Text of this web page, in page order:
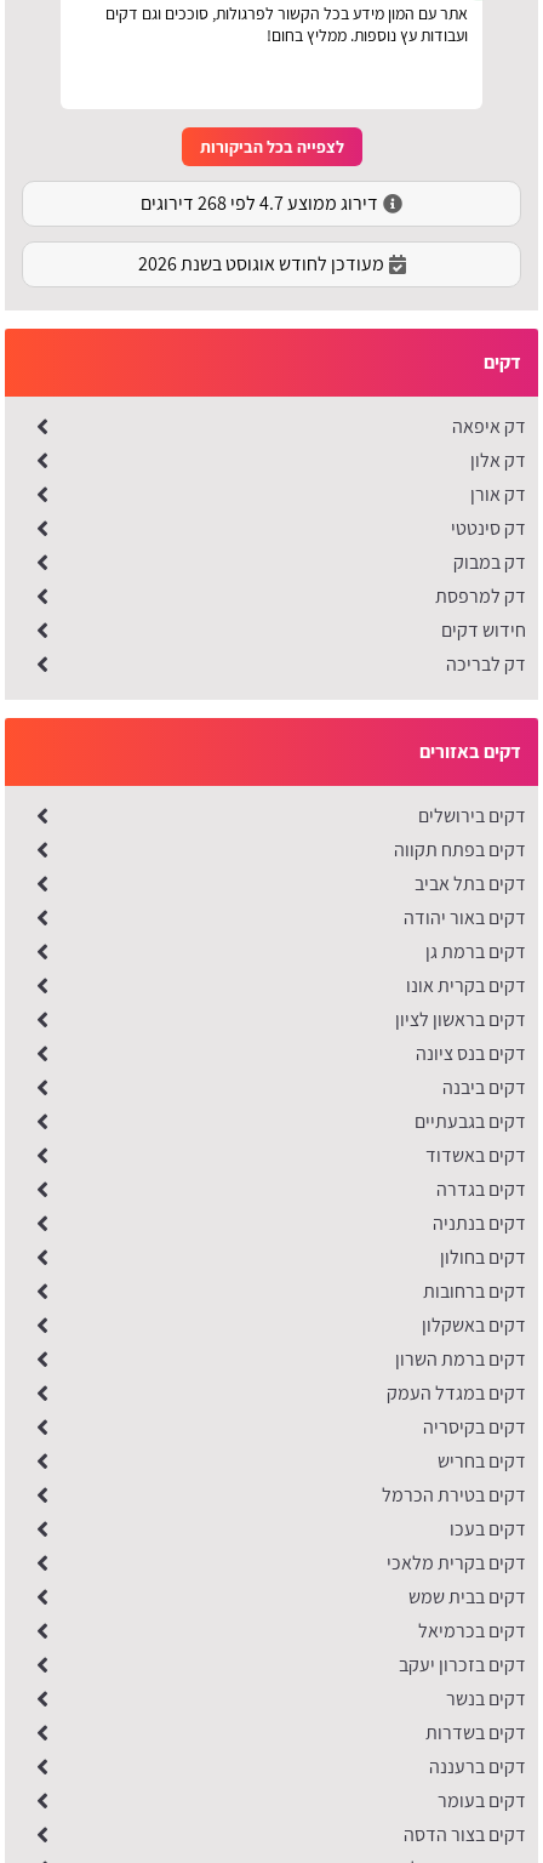
אתר עם המון מידע בכל הקשור לפרגולות, סוככים וגם דקים
ועבודות עץ נוספות. ממליץ בחום!
לצפייה בכל הביקורות
דירוג ממוצע 4.7 לפי 268 דירוגים
מעודכן לחודש אוגוסט בשנת 2026
דקים
דק איפאה
דק אלון
דק אורן
דק סינטטי
דק במבוק
דק למרפסת
חידוש דקים
דק לבריכה
דקים באזורים
דקים בירושלים
דקים בפתח תקווה
דקים בתל אביב
דקים באור יהודה
דקים ברמת גן
דקים בקרית אונו
דקים בראשון לציון
דקים בנס ציונה
דקים ביבנה
דקים בגבעתיים
דקים באשדוד
דקים בגדרה
דקים בנתניה
דקים בחולון
דקים ברחובות
דקים באשקלון
דקים ברמת השרון
דקים במגדל העמק
דקים בקיסריה
דקים בחריש
דקים בטירת הכרמל
דקים בעכו
דקים בקרית מלאכי
דקים בבית שמש
דקים בכרמיאל
דקים בזכרון יעקב
דקים בנשר
דקים בשדרות
דקים ברעננה
דקים בעומר
דקים בצור הדסה